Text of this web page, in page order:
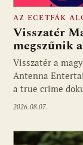
Fotó: media1.hu
AZ ECETFÁK
Visszatér
megszűnik
Visszatér a
Antenna
a true crime
2026.08.07.